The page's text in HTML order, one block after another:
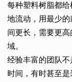
每种塑料树脂都
地流动，用最少
间更长，需要更
域。
经验丰富的团队不
时间，有时甚至